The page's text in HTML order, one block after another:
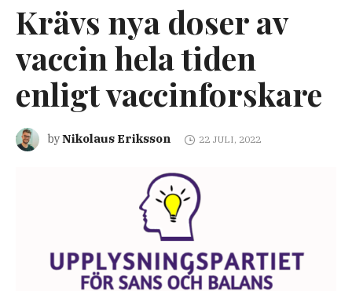
Krävs nya doser av
vaccin hela tiden
enligt vaccinforskare
byNikolaus Eriksson 22 JULI, 2022